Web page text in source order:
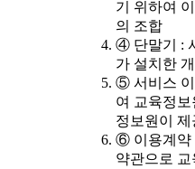
기 위하여
의 조합
④ 단말기 :
가 설치한
⑤ 서비스 이
여 교육정
정보원이
⑥ 이용계약
약관으로